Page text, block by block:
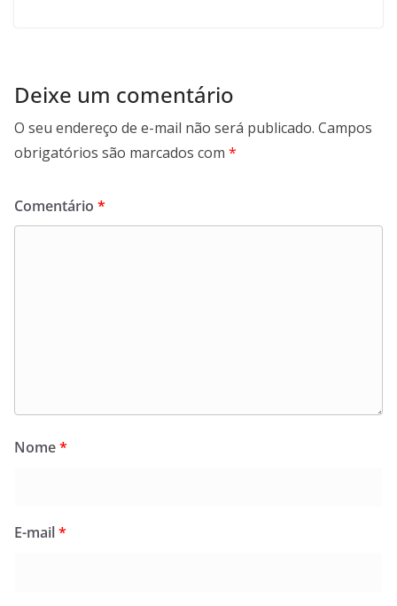
Deixe um comentário
O seu endereço de e-mail não será publicado. Campos
obrigatórios são marcados com *
Comentário *
Nome*
E-mail*